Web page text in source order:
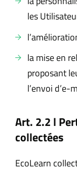
les
la mise en
proposant
l’envoi d’e-
Art. 2.2 l
collectées
EcoLearn